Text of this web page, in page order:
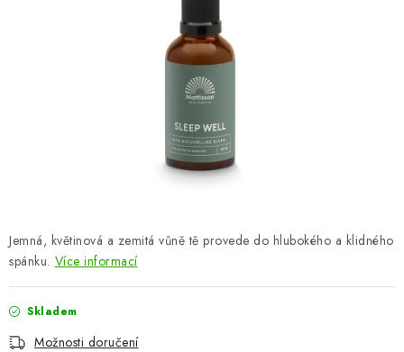
Odborný garant MUDr. Monika Klaudysová
Obchodní podmínky Kontakty
Jemná, květinová a zemitá vůně tě provede do hlubokého a klidného
spánku. Více informací
Skladem
Možnosti doručení